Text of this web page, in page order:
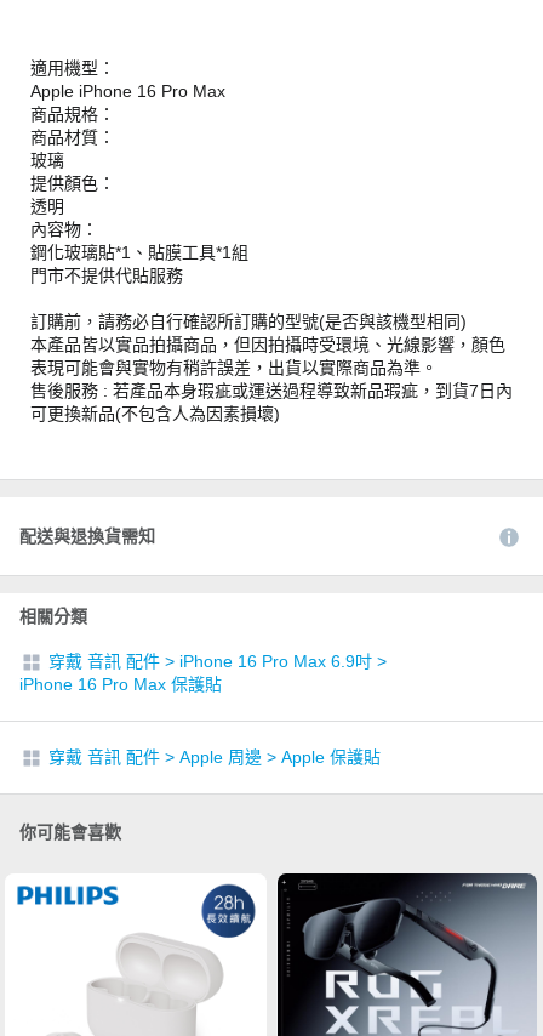
適用機型：
Apple iPhone 16 Pro Max
商品規格：
商品材質：
玻璃
提供顏色：
透明
內容物：
鋼化玻璃貼*1、貼膜工具*1組
門市不提供代貼服務
訂購前，請務必自行確認所訂購的型號(是否與該機型相同)
本產品皆以實品拍攝商品，但因拍攝時受環境、光線影響，顏色
表現可能會與實物有稍許誤差，出貨以實際商品為準。
售後服務 : 若產品本身瑕疵或運送過程導致新品瑕疵，到貨7日內
可更換新品(不包含人為因素損壞)
配送與退換貨需知
相關分類
穿戴 音訊 配件 > iPhone 16 Pro Max 6.9吋 >
iPhone 16 Pro Max 保護貼
穿戴 音訊 配件 > Apple 周邊 > Apple 保護貼
你可能會喜歡